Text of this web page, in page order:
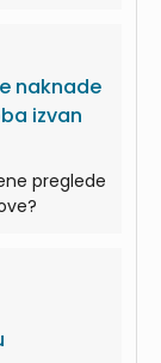
naknade
izvan
preglede